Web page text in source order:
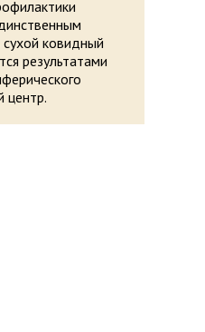
ковидный
результатами
центр.